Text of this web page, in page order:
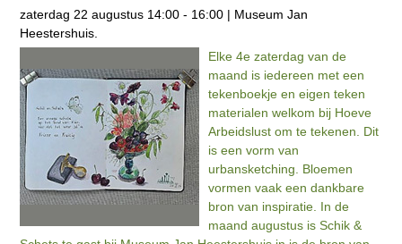
zaterdag 22 augustus 14:00 - 16:00 | Museum Jan
Heestershuis.
Elke 4e zaterdag van de
maand is iedereen met een
tekenboekje en eigen teken
materialen welkom bij Hoeve
Arbeidslust om te tekenen. Dit
is een vorm van
urbansketching. Bloemen
vormen vaak een dankbare
bron van inspiratie. In de
maand augustus is Schik &